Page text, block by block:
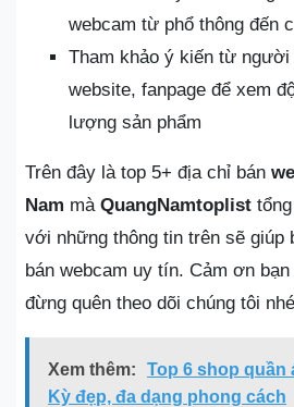
webcam từ phổ thông đến
Tham khảo ý kiến từ
website, fanpage để xem
lượng sản phẩm
Trên đây là top 5+ địa chỉ bán
Nam mà QuangNamtoplist
với những thông tin trên sẽ giúp
bán webcam uy tín. Cảm ơn
đừng quên theo dõi chúng tôi
Xem thêm:
Top 6 shop quần
Kỳ đẹp, đa dạng phong cách